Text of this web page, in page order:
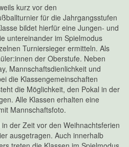
kurz vor den
für die Jahrgangsstufen
bildet hierfür eine Jungen- und
untereinander im Spielmodus
Turniersieger ermitteln. Als
der Oberstufe. Neben
Mannschaftsdienlichkeit und
die Klassengemeinschaften
die Möglichkeit, den Pokal in der
Alle Klassen erhalten eine
Mannschaftsfoto.
der Zeit vor den Weihnachtsferien
ausgetragen. Auch innerhalb